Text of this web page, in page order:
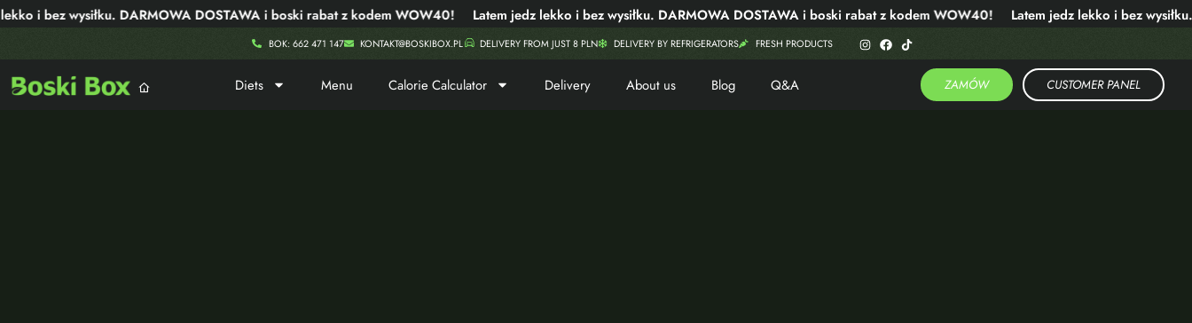
i bez wysiłku. DARMOWA DOSTAWA i boski rabat z kodem WOW40! Latem jedz lekko i bez wysiłku. DARMOWA DOSTAWA i boski rabat z kodem WOW40! Latem jedz lekko i bez wysiłku.
BOK: 662 471 147 KONTAKT@BOSKIBOX.PL DELIVERY FROM JUST 8 PLN DELIVERY BY REFRIGERATORS FRESH PRODUCTS
Diets Menu Calorie Calculator Delivery About us Blog Q&A ZAMÓW CUSTOMER PANEL